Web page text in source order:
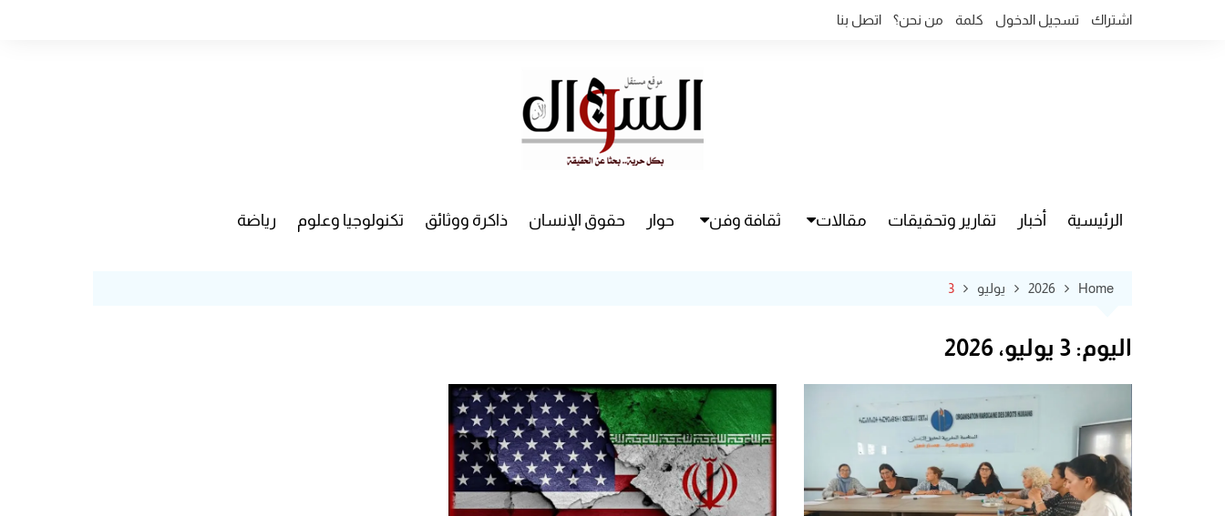
اشتراك تسجيل الدخول كلمة من نحن؟ اتصل بنا
الرئيسية أخبار تقارير وتحقيقات مقالات ثقافة وفن حوار حقوق الإنسان ذاكرة ووثائق تكنولوجيا وعلوم رياضة
Home
2026 يوليو 3
اليوم: 3 يوليو، 2026